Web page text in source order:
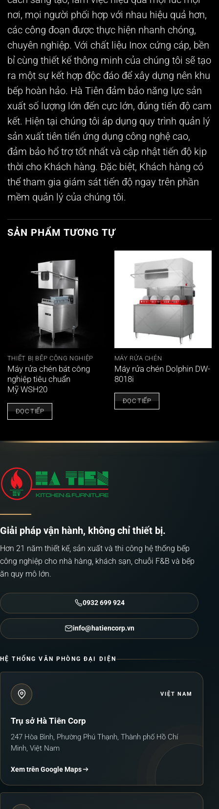
nơi, mọi người phối hợp với nhau hiệu quả hơn,
các công đoạn được thực hiện nhanh chóng,
chuyên nghiệp. Với chất liệu Inox cứng cáp, bền
bỉ cùng thiết kế thông minh của chúng tôi sẽ tạo
ra một sự kết hợp độc đáo để xây dựng nên khu
bếp hoàn hảo. Hà Tiên đảm bảo năng lực sản
xuất số lượng lớn đến cực lớn, đúng tiến độ cam
kết. Hiện tại chúng tôi áp dụng quy trình quản lý
sản xuất tiên tiến ứng dụng công nghệ cao,
đảm bảo hổ trợ tốt nhất và cập nhật tiến độ kịp
thời cho Khách hàng. Đặc biệt, Khách hàng có
thể tham gia giám sát tiến độ ngay trên phần
mềm quản lý của chúng tôi.
SẢN PHẨM TƯƠNG TỰ
THIẾT BỊ BẾP CÔNG NGHIỆP
Máy rửa chén bát công
nghiệp tiêu chuẩn
Mỹ WSH20
ĐỌC TIẾP
MÁY RỬA CHÉN
Máy rửa chén Dolphin DW-
8018i
ĐỌC TIẾP
Giải pháp vận hành, không chỉ thiết bị.
Hơn 21 năm thiết kế, sản xuất và thi công hệ thống bếp
công nghiệp cho nhà hàng, khách sạn, chuỗi F&B và bếp
ăn quy mô lớn.
0932 699 924
info@hatiencorp.vn
HỆ THỐNG VĂN PHÒNG ĐẠI DIỆN
VIỆT NAM
Trụ sở Hà Tiên Corp
247 Hòa Bình, Phường Phú Thạnh, Thành phố Hồ Chí
Minh, Việt Nam
Xem trên Google Maps